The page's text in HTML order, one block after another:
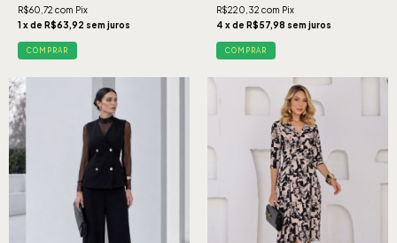
R$60,72 com Pix
1 x de R$63,92 sem juros
COMPRAR
R$220,32 com Pix
4 x de R$57,98 sem juros
COMPRAR